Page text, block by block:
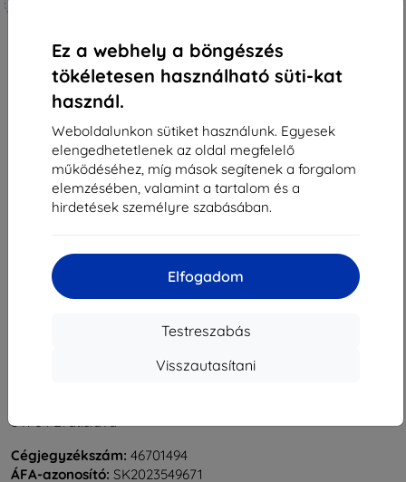
Ez a webhely a böngészés
tökéletesen használható süti-kat
használ.
Weboldalunkon sütiket használunk. Egyesek
elengedhetetlenek az oldal megfelelő
működéséhez, míg mások segítenek a forgalom
elemzésében, valamint a tartalom és a
hirdetések személyre szabásában.
Elfogadom
Testreszabás
Visszautasítani
6 291 Ft
Raktáron 4 darab
3 230 Ft
Raktáron > 5 darab
Összes találat6.
841 04 Bratislava
Cégjegyzékszám: 46701494
ÁFA-azonosító: SK2023549671